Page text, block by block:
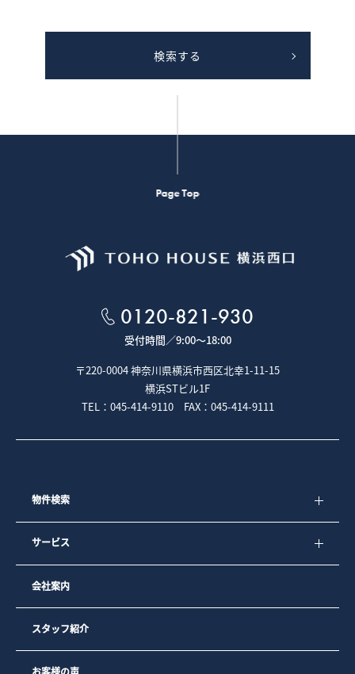
検索する
Page Top
0120-821-930
受付時間／9:00～18:00
〒220-0004 神奈川県横浜市西区北幸1-11-15
横浜STビル1F
TEL：045-414-9110 FAX：045-414-9111
物件検索
サービス
会社案内
スタッフ紹介